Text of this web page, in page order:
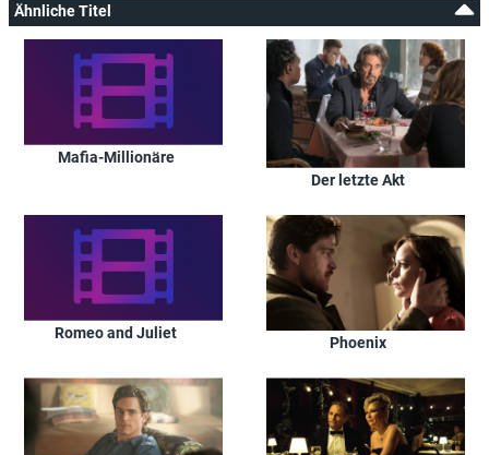
Ähnliche Titel
Mafia-Millionäre
Der letzte Akt
Romeo and Juliet
Phoenix